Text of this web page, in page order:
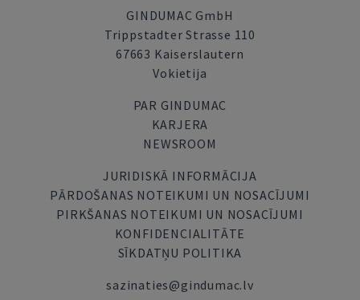
GINDUMAC GmbH
Trippstadter Strasse 110
67663 Kaiserslautern
Vokietija
PAR GINDUMAC
KARJERA
NEWSROOM
JURIDISKĀ INFORMĀCIJA
PĀRDOŠANAS NOTEIKUMI UN NOSACĪJUMI
PIRKŠANAS NOTEIKUMI UN NOSACĪJUMI
KONFIDENCIALITĀTE
SĪKDATŅU POLITIKA
sazinaties@gindumac.lv